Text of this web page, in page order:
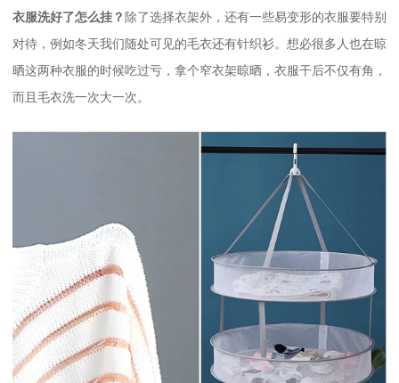
衣服洗好了怎么挂？ 除了选择衣架外，还有一些易变形的衣服要特别
对待，例如冬天我们随处可见的毛衣还有针织衫。想必很多人也在晾
晒这两种衣服的时候吃过亏，拿个窄衣架晾晒，衣服干后不仅有角，
而且毛衣洗一次大一次。